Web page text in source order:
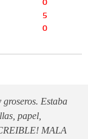
5
0
Estaba
papel,
MALA